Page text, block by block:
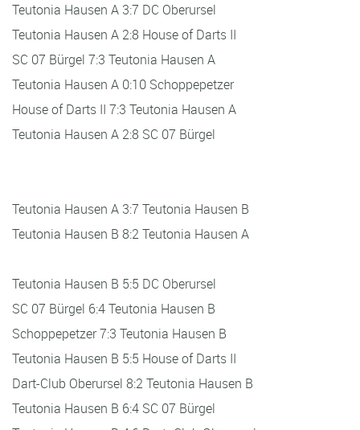
Teutonia Hausen A 3:7 DC Oberursel
Teutonia Hausen A 2:8 House of Darts II
SC 07 Bürgel 7:3 Teutonia Hausen A
Teutonia Hausen A 0:10 Schoppepetzer
House of Darts II 7:3 Teutonia Hausen A
Teutonia Hausen A 2:8 SC 07 Bürgel
Teutonia Hausen A 3:7 Teutonia Hausen B
Teutonia Hausen B 8:2 Teutonia Hausen A
Teutonia Hausen B 5:5 DC Oberursel
SC 07 Bürgel 6:4 Teutonia Hausen B
Schoppepetzer 7:3 Teutonia Hausen B
Teutonia Hausen B 5:5 House of Darts II
Dart-Club Oberursel 8:2 Teutonia Hausen B
Teutonia Hausen B 6:4 SC 07 Bürgel